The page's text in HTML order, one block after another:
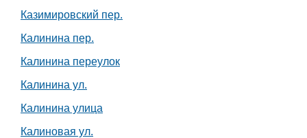
Казимировский пер.
Калинина пер.
Калинина переулок
Калинина ул.
Калинина улица
Калиновая ул.